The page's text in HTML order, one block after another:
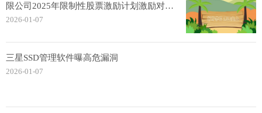
限公司2025年限制性股票激励计划激励对象
名单（授予日）
2026-01-07
三星SSD管理软件曝高危漏洞
2026-01-07